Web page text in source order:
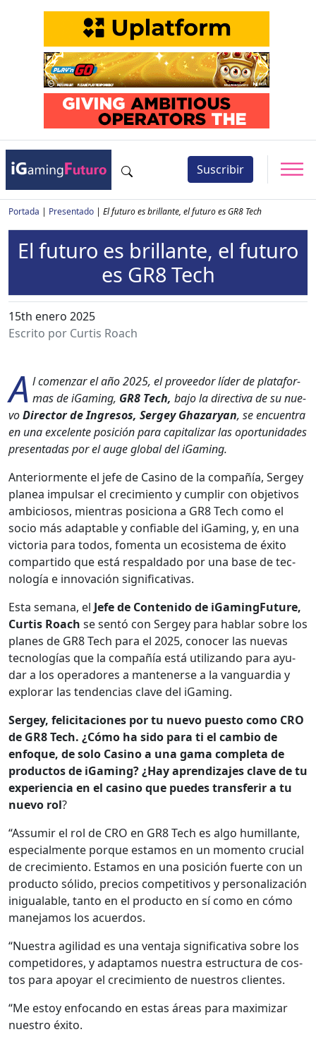
Suscribir
Portada | Presentado | El futuro es brillante, el futuro es GR8 Tech
El futuro es brillante, el futuro
es GR8 Tech
15th enero 2025
Escrito por Curtis Roach
A l comen­zar el año 2025, el provee­dor líder de platafor­
mas de iGam­ing, GR8 Tech, bajo la direc­ti­va de su nue­
voDirec­tor de Ingre­sos, Sergey Ghaz­aryan, se encuen­tra
en una exce­lente posi­ción para cap­i­talizar las opor­tu­nidades
pre­sen­tadas por el auge glob­al del iGam­ing.
Ante­ri­or­mente el jefe de Casi­no de la com­pañía, Sergey
planea impul­sar el crec­imien­to y cumplir con obje­tivos
ambi­ciosos, mien­tras posi­ciona a GR8 Tech como el
socio más adapt­able y con­fi­able del iGam­ing, y, en una
vic­to­ria para todos, fomen­ta un eco­sis­tema de éxi­to
com­par­tido que está respal­da­do por una base de tec­
nología e inno­vación sig­ni­fica­ti­vas.
Esta sem­ana, el Jefe de Con­tenido de iGam­ing­Fu­ture,
Cur­tis Roach se sen­tó con Sergey para hablar sobre los
planes de GR8 Tech para el 2025, cono­cer las nuevas
tec­nologías que la com­pañía está uti­lizan­do para ayu­
dar a los oper­adores a man­ten­erse a la van­guardia y
explo­rar las ten­den­cias clave del iGam­ing.
Sergey, felic­ita­ciones por tu nue­vo puesto como CRO
de GR8 Tech. ¿Cómo ha sido para ti el cam­bio de
enfoque, de solo Casi­no a una gama com­ple­ta de
pro­duc­tos de iGam­ing? ¿Hay apren­diza­jes clave de tu
expe­ri­en­cia en el casi­no que puedes trans­ferir a tu
nue­vo rol?
“Assumir el rol de CRO en GR8 Tech es algo humil­lante,
espe­cial­mente porque esta­mos en un momen­to cru­cial
de crec­imien­to. Esta­mos en una posi­ción fuerte con un
pro­duc­to sóli­do, pre­cios com­pet­i­tivos y per­son­al­ización
inigual­able, tan­to en el pro­duc­to en sí como en cómo
mane­jamos los acuer­dos.
“Nues­tra agili­dad es una ven­ta­ja sig­ni­fica­ti­va sobre los
com­peti­dores, y adap­ta­mos nues­tra estruc­tura de cos­
tos para apo­yar el crec­imien­to de nue­stros clientes.
“Me estoy enfo­can­do en estas áreas para max­i­mizar
nue­stro éxi­to.